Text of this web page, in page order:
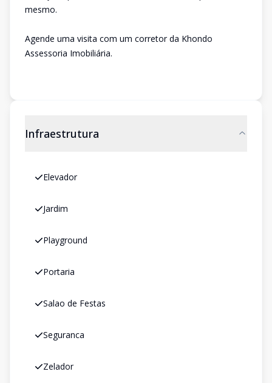
mesmo.
Agende uma visita com um corretor da Khondo
Assessoria Imobiliária.
Infraestrutura
Elevador
Jardim
Playground
Portaria
Salao de Festas
Seguranca
Zelador